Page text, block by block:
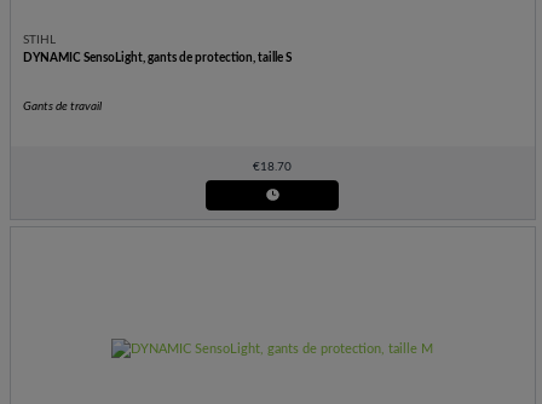
STIHL
DYNAMIC SensoLight, gants de protection, taille S
Gants de travail
€18.70